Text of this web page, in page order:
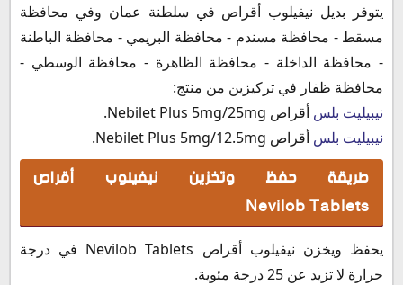
يتوفر بديل نيفيلوب أقراص في سلطنة عمان وفي محافظة
مسقط - محافظة مسندم - محافظة البريمي - محافظة الباطنة
- محافظة الداخلة - محافظة الظاهرة - محافظة الوسطي -
محافظة ظفار في تركيزين من منتج:
نيبيليت بلس أقراص Nebilet Plus 5mg/25mg.
نيبيليت بلس أقراص Nebilet Plus 5mg/12.5mg.
طريقة حفظ وتخزين نيفيلوب أقراص
Nevilob Tablets
يحفظ ويخزن نيفيلوب أقراص Nevilob Tablets في درجة
حرارة لا تزيد عن 25 درجة مئوية.